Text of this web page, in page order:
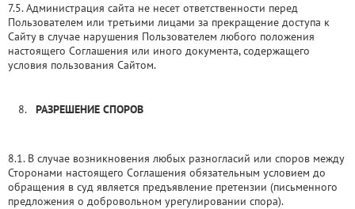
7.5. Администрация сайта не несет ответственности перед
Пользователем или третьими лицами за прекращение доступа к
Сайту в случае нарушения Пользователем любого положения
настоящего Соглашения или иного документа, содержащего
условия пользования Сайтом.
РАЗРЕШЕНИЕ СПОРОВ
8.1. В случае возникновения любых разногласий или споров между
Сторонами настоящего Соглашения обязательным условием до
обращения в суд является предъявление претензии (письменного
предложения о добровольном урегулировании спора).